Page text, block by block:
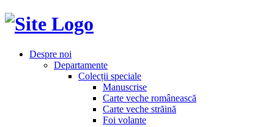
Despre noi
Departamente
Colecții speciale
Manuscrise
Carte veche românească
Carte veche străină
Foi volante